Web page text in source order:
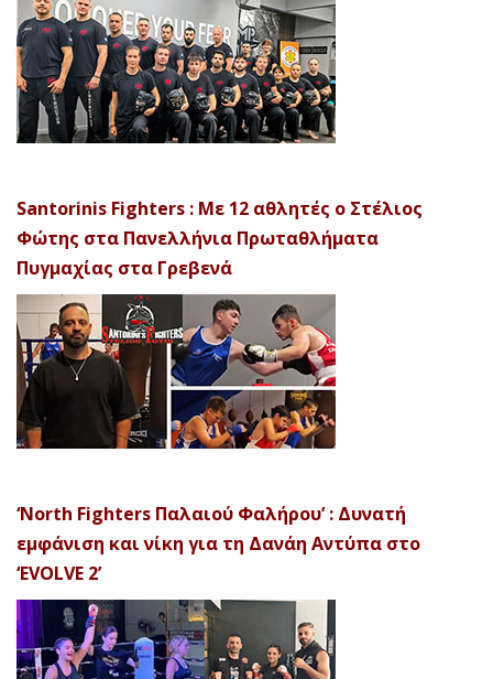
Santorinis Fighters : Με 12 αθλητές ο Στέλιος
Φώτης στα Πανελλήνια Πρωταθλήματα
Πυγμαχίας στα Γρεβενά
‘North Fighters Παλαιού Φαλήρου’ : Δυνατή
εμφάνιση και νίκη για τη Δανάη Αντύπα στο
‘EVOLVE 2’